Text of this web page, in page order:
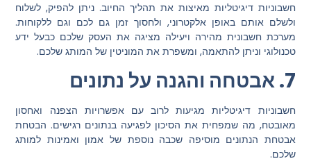
חשבוניות דיגיטליות מאיצות את תהליך החיוב. ניתן להפיק, לשלוח
ולשלם אותם באופן אלקטרוני, ולחסוך זמן גם לכם וגם ללקוחות.
מערכת חשבונית מהירה ויעילה מציגה את העסק שלכם כבעל ידע
טכנולוגי וניתן להתאמה, ומשפרת את המוניטין של המותג שלכם.
7. אבטחה והגנה על נתונים
חשבוניות דיגיטליות מגיעות לרוב עם אפשרויות הצפנה ואחסון
מאובטח, מה שמפחית את הסיכון לפגיעה בנתונים רגישים. הבטחת
אבטחת הנתונים מוסיפה שכבה נוספת של אמון ואמינות למותג
שלכם.